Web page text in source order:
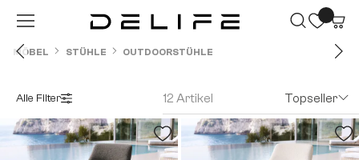
Zum Hauptinhalt springen
MÖBEL STÜHLE OUTDOORSTÜHLE
Alle Filter 12 Artikel Topseller